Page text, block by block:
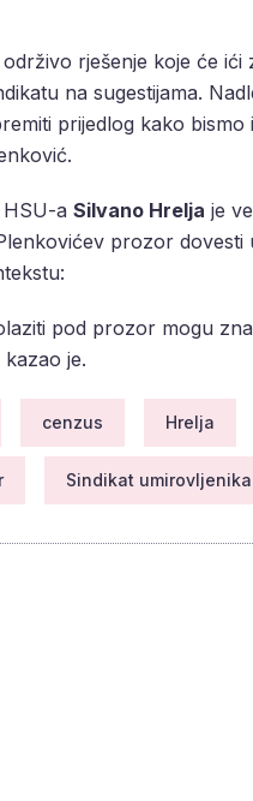
rješenje koje će
na sugestijama.
prijedlog kako
HSU-a Silvano Hrelja je
prozor
pod prozor mogu
je.
cenzus Hrelja
Sindikat umirovljenika